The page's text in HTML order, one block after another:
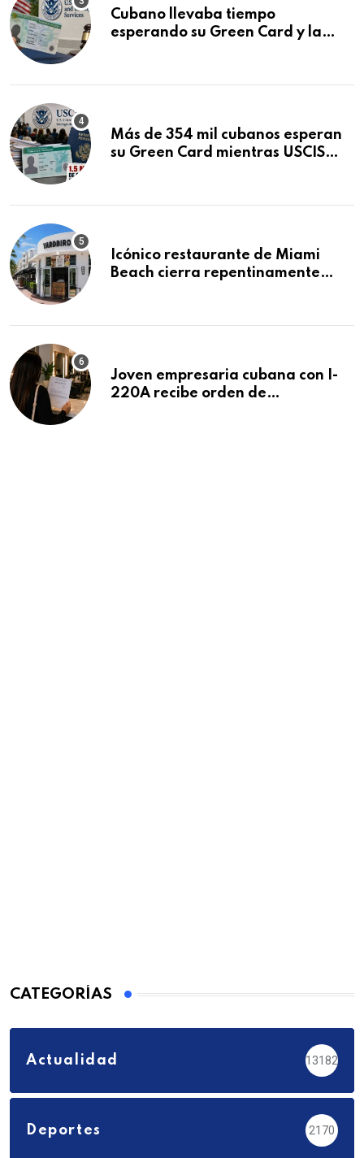
Cubano llevaba tiempo
esperando su Green Card y la
Más de 354 mil cubanos esperan
su Green Card mientras USCIS
Icónico restaurante de Miami
Beach cierra repentinamente
Joven empresaria cubana con I-
220A recibe orden de
CATEGORÍAS
Actualidad 13182
Deportes 2170